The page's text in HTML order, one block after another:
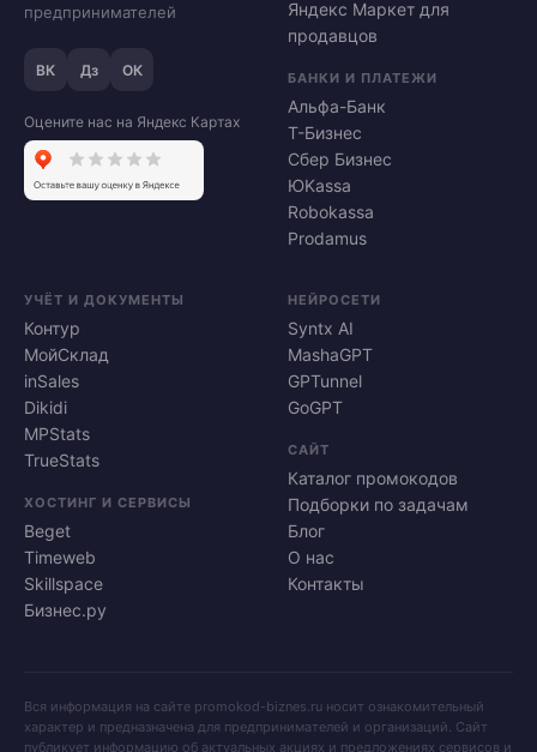
предпринимателей
ВК Дз ОК
Оцените нас на Яндекс Картах
Яндекс Маркет для
продавцов
БАНКИ И ПЛАТЕЖИ
Альфа-Банк
Т-Бизнес
Сбер Бизнес
ЮKassa
Robokassa
Prodamus
УЧЁТ И ДОКУМЕНТЫ
Контур
МойСклад
inSales
Dikidi
MPStats
TrueStats
ХОСТИНГ И СЕРВИСЫ
Beget
Timeweb
Skillspace
Бизнес.ру
НЕЙРОСЕТИ
Syntx AI
MashaGPT
GPTunnel
GoGPT
САЙТ
Каталог промокодов
Подборки по задачам
Блог
О нас
Контакты
Вся информация на сайте promokod-biznes.ru носит ознакомительный
характер и предназначена для предпринимателей и организаций. Сайт
публикует информацию об актуальных акциях и предложениях сервисов и